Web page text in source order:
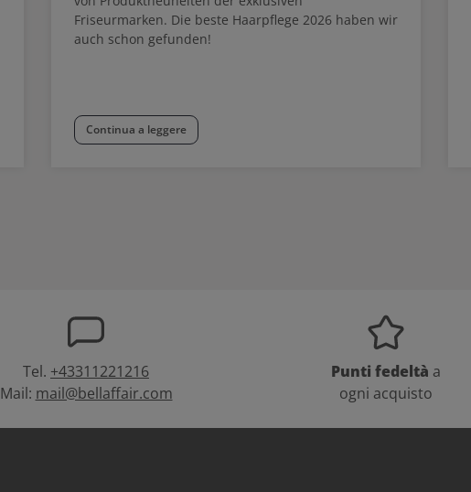
Friseurmarken. Die beste Haarpflege 2026 haben wir
auch schon gefunden!
Continua a leggere
Tel. +43311221216
Mail: mail@bellaffair.com
Punti fedeltà a
ogni acquisto